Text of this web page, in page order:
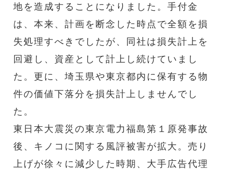
地を造成することになりました。手付金
は、本来、計画を断念した時点で全額を損
失処理すべきでしたが、同社は損失計上を
回避し、資産として計上し続けていまし
た。更に、埼玉県や東京都内に保有する物
件の価値下落分を損失計上しませんでし
た。
東日本大震災の東京電力福島第１原発事故
後、キノコに関する風評被害が拡大。売り
上げが徐々に減少した時期、大手広告代理